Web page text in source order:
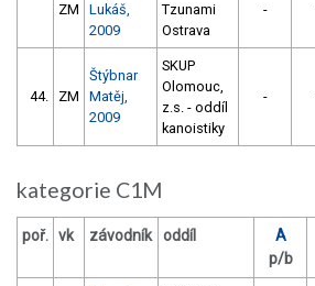
ZM
Lukáš,
2009
Tzunami
Ostrava
-
44. ZM
Štýbnar
Matěj,
2009
SKUP
Olomouc,
z.s. - oddíl
kanoistiky
-
kategorie C1M
poř. vk závodník oddíl
A
p/b